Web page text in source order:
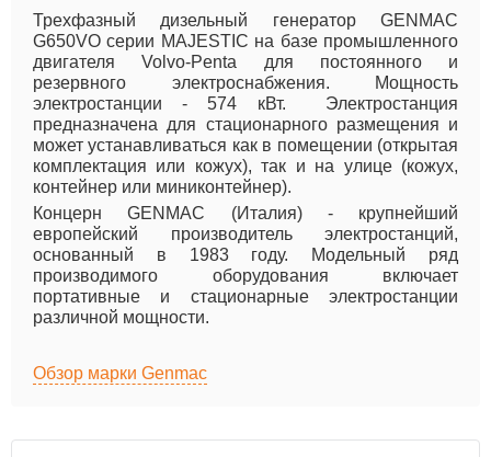
Трехфазный дизельный генератор GENMAC
G650VO серии MAJESTIC на базе промышленного
двигателя Volvo-Penta для постоянного и
резервного электроснабжения. Мощность
электростанции - 574 кВт. Электростанция
предназначена для стационарного размещения и
может устанавливаться как в помещении (открытая
комплектация или кожух), так и на улице (кожух,
контейнер или миниконтейнер).
Концерн GENMAC (Италия) - крупнейший
европейский производитель электростанций,
основанный в 1983 году. Модельный ряд
производимого оборудования включает
портативные и стационарные электростанции
различной мощности.
Обзор марки Genmac